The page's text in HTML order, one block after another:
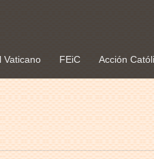
Vaticano FEiC Acción